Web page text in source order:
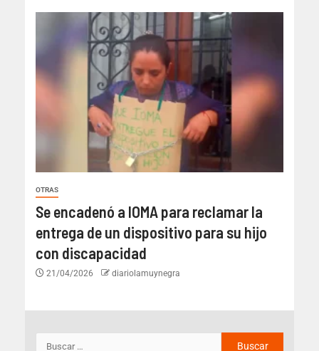
OTRAS
Se encadenó a IOMA para reclamar la
entrega de un dispositivo para su hijo
con discapacidad
21/04/2026 diariolamuynegra